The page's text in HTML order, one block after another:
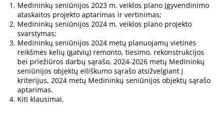
Medininkų seniūnijos 2023 m. veiklos plano įgyvendinimo
ataskaitos projekto aptarimas ir vertinimas;
Medininkų seniūnijos 2024 m. veiklos plano projekto
svarstymas;
Medininkų seniūnijos 2024 metų planuojamų vietinės
reikšmės kelių (gatvių) remonto, tiesimo, rekonstrukcijos
bei priežiūros darbų sąrašo, 2024-2026 metų Medininkų
seniūnijos objektų eiliškumo sąrašo atsižvelgiant į
kriterijus, 2024 metų Medininkų seniūnijos objektų sąrašo
aptarimas.
Kiti klausimai.